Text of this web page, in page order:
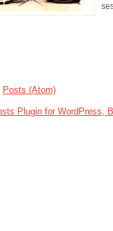
Posts (Atom)